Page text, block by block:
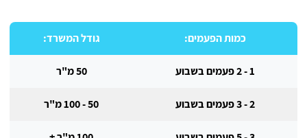
כמות הפעמים: גודל המשרד:
1 - 2 פעמים בשבוע 50 מ"ר
2 - 3 פעמים בשבוע 50 - 100 מ"ר